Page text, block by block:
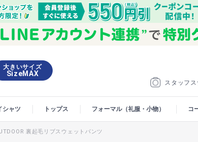
スタッフ
大きいサイズ
SizeMAX
シャツ トップス フォーマル（礼服・小物） コ
裏起毛リブスウェットパンツ